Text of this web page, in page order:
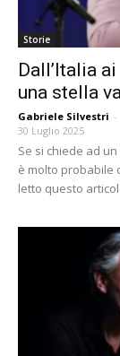
Storie
Dall’Italia
una stella
Gabriele Silvestri -
30 Luglio 2025
Se si chiede ad
è molto probabile
letto questo